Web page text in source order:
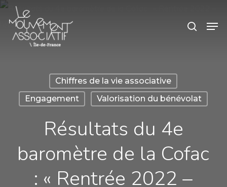
Skip
main
search
Chiffres de la vie associative
Engagement
Valorisation du bénévolat
Résultats du 4e
baromètre de la Cofac
: « Rentrée 2022 –
Panneau de gestion des cookies